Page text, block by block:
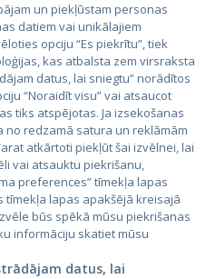
un piekļūstam personas
datiem vai unikālajiem
opciju “Es piekrītu”, tiek
kas atbalsta zem virsraksta
datus, lai sniegtu” norādītos
“Noraidīt visu” vai atsaucot
tiks atspējotas. Ja izsekošanas
redzamā satura un reklāmām
atkārtoti piekļūt šai izvēlnei, lai
vai atsauktu piekrišanu,
preferences” tīmekļa lapas
tīmekļa lapas apakšējā kreisajā
būs spēkā mūsu piekrišanas
informāciju skatiet mūsu
datus, lai